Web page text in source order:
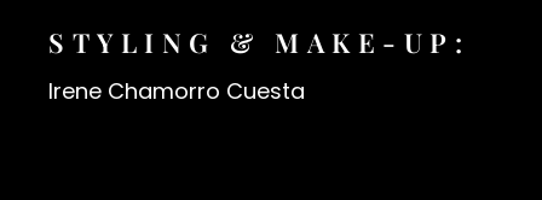
STYLING & MAKE-UP:
Irene Chamorro Cuesta